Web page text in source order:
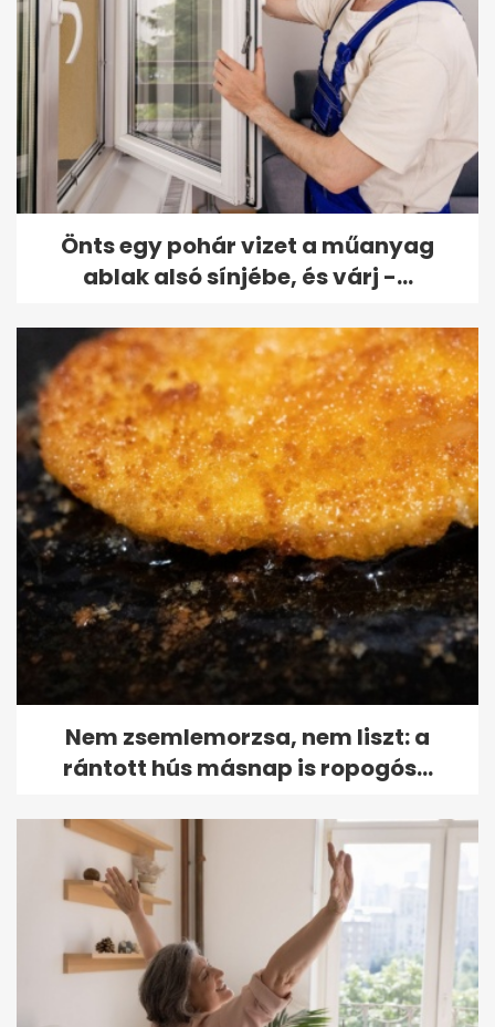
Önts egy pohár vizet a műanyag
ablak alsó sínjébe, és várj -...
Nem zsemlemorzsa, nem liszt: a
rántott hús másnap is ropogós...